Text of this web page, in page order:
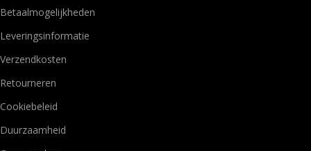
Betaalmogelijkheden
Leveringsinformatie
Verzendkosten
Retourneren
Cookiebeleid
Duurzaamheid